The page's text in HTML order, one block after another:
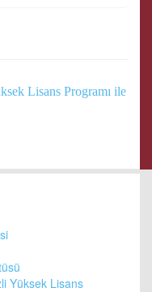
Lisans Programı ile
Yüksek Lisans